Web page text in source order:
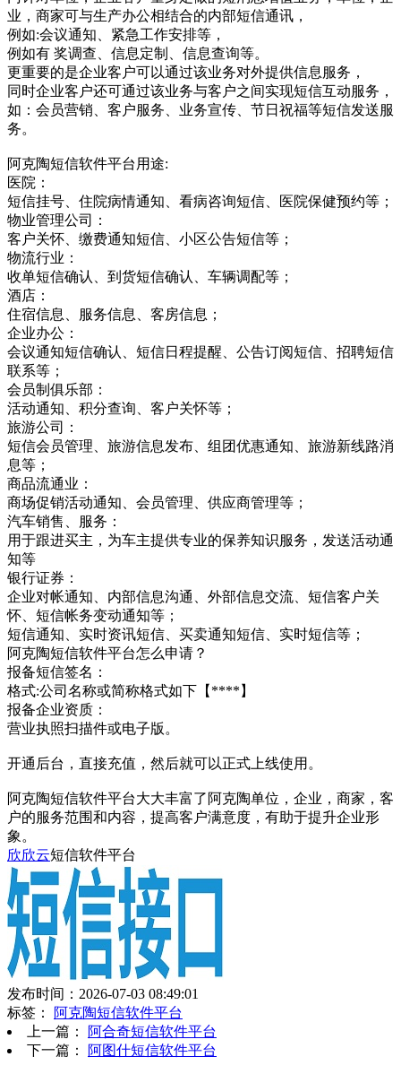
业，商家可与生产办公相结合的内部短信通讯，
例如:会议通知、紧急工作安排等，
例如有 奖调查、信息定制、信息查询等。
更重要的是企业客户可以通过该业务对外提供信息服务，
同时企业客户还可通过该业务与客户之间实现短信互动服务，
如：会员营销、客户服务、业务宣传、节日祝福等短信发送服
务。
阿克陶短信软件平台用途:
医院：
短信挂号、住院病情通知、看病咨询短信、医院保健预约等；
物业管理公司：
客户关怀、缴费通知短信、小区公告短信等；
物流行业：
收单短信确认、到货短信确认、车辆调配等；
酒店：
住宿信息、服务信息、客房信息；
企业办公：
会议通知短信确认、短信日程提醒、公告订阅短信、招聘短信
联系等；
会员制俱乐部：
活动通知、积分查询、客户关怀等；
旅游公司：
短信会员管理、旅游信息发布、组团优惠通知、旅游新线路消
息等；
商品流通业：
商场促销活动通知、会员管理、供应商管理等；
汽车销售、服务：
用于跟进买主，为车主提供专业的保养知识服务，发送活动通
知等
银行证券：
企业对帐通知、内部信息沟通、外部信息交流、短信客户关
怀、短信帐务变动通知等；
短信通知、实时资讯短信、买卖通知短信、实时短信等；
阿克陶短信软件平台怎么申请？
报备短信签名：
格式:公司名称或简称格式如下【****】
报备企业资质：
营业执照扫描件或电子版。
开通后台，直接充值，然后就可以正式上线使用。
阿克陶短信软件平台大大丰富了阿克陶单位，企业，商家，客
户的服务范围和内容，提高客户满意度，有助于提升企业形
象。
欣欣云短信软件平台
发布时间：2026-07-03 08:49:01
标签：
阿克陶短信软件平台
上一篇：
阿合奇短信软件平台
下一篇：
阿图什短信软件平台